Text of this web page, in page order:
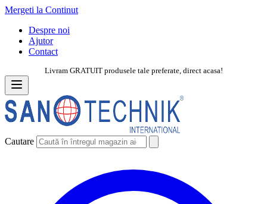
Mergeti la Continut
Despre noi
Ajutor
Contact
Livram GRATUIT produsele tale preferate, direct acasa!
Cautare